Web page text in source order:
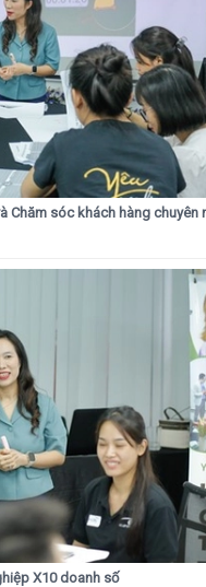
Chăm sóc khách hàng chuyên
X10 doanh số